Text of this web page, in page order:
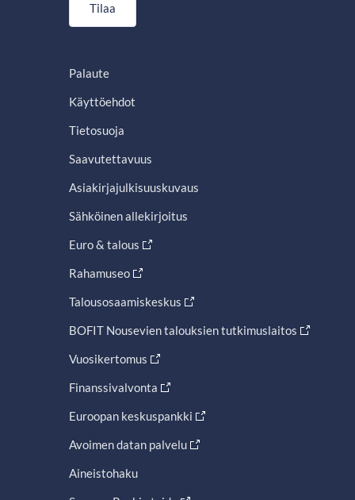
Tilaa
Palaute
Käyttöehdot
Tietosuoja
Saavutettavuus
Asiakirjajulkisuuskuvaus
Sähköinen allekirjoitus
Euro & talous
Rahamuseo
Talousosaamiskeskus
BOFIT Nousevien talouksien tutkimuslaitos
Vuosikertomus
Finanssivalvonta
Euroopan keskuspankki
Avoimen datan palvelu
Aineistohaku